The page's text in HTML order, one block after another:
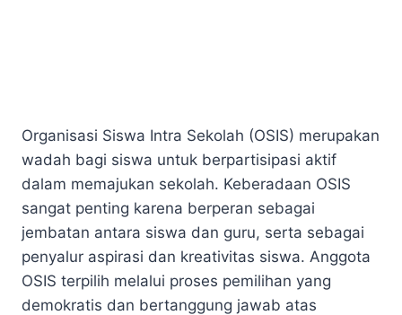
Organisasi Siswa Intra Sekolah (OSIS) merupakan
wadah bagi siswa untuk berpartisipasi aktif
dalam memajukan sekolah. Keberadaan OSIS
sangat penting karena berperan sebagai
jembatan antara siswa dan guru, serta sebagai
penyalur aspirasi dan kreativitas siswa. Anggota
OSIS terpilih melalui proses pemilihan yang
demokratis dan bertanggung jawab atas